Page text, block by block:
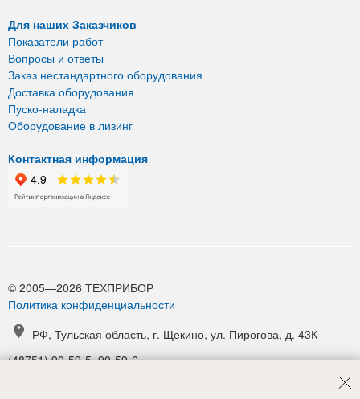
Для наших Заказчиков
Показатели работ
Вопросы и ответы
Заказ нестандартного оборудования
Доставка оборудования
Пуско-наладка
Оборудование в лизинг
Контактная информация
© 2005—2026 ТЕХПРИБОР
Политика конфиденциальности
РФ, Тульская область, г. Щекино, ул. Пирогова, д. 43К
(48751) 90-59-5, 90-59-6